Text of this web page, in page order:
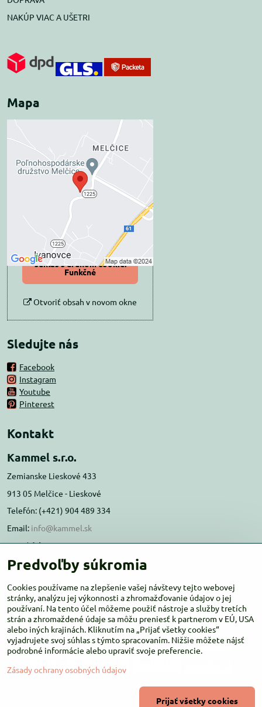
NAKÚP VIAC A UŠETRI
Mapa
Externý obsah je
blokovaný Voľbami
súkromia
Prajete si načítať externý obsah?
Povoliť tentokrát
Povoliť a zapamätať -
súhlas s druhom cookie:
Funkčné
Otvoriť obsah v novom okne
Sledujte nás
Facebook
Instagram
Youtube
Pinterest
Kontakt
Kammel s.r.o.
Zemianske Lieskové 433
913 05 Melčice - Lieskové
Telefón: (+421) 904 489 334
Email: info@kammel.sk
Prevádzka:
Administratívna budova PD Melčice
Otváracie hodiny:PO-ŠT 8:00 - 16:00
PIA-NE Zatvorené
Copyright
Predvoľby súkromia
Cookies používame na zlepšenie vašej návštevy tejto webovej
stránky, analýzu jej výkonnosti a zhromažďovanie údajov o jej
používaní. Na tento účel môžeme použiť nástroje a služby tretích
strán a zhromaždené údaje sa môžu preniesť k partnerom v EÚ, USA
alebo iných krajinách. Kliknutím na „Prijať všetky cookies“
vyjadrujete svoj súhlas s týmto spracovaním. Nižšie môžete nájsť
podrobné informácie alebo upraviť svoje preferencie.
Zásady ochrany osobných údajov
Prijať všetky cookies